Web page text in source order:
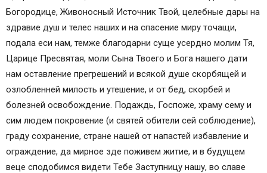
Богородице, Живоносный Источник Твой, целебные дары на
здравие душ и телес наших и на спасение миру точащи,
подала еси нам, темже благодарни суще усердно молим Тя,
Царице Пресвятая, моли Сына Твоего и Бога нашего дати
нам оставление прегрешений и всякой душе скорбящей и
озлобленней милость и утешение, и от бед, скорбей и
болезней освобождение. Подаждь, Госпоже, храму сему и
сим людем покровение (и святей обители сей соблюдение),
граду сохранение, стране нашей от напастей избавление и
ограждение, да мирное зде поживем житие, и в будущем
веце сподобимся видети Тебе Заступницу нашу, во славе